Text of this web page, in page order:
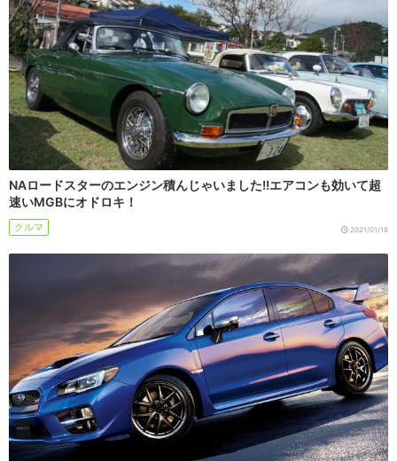
NAロードスターのエンジン積んじゃいました!!エアコンも効いて超
速いMGBにオドロキ！
クルマ 2021/01/18